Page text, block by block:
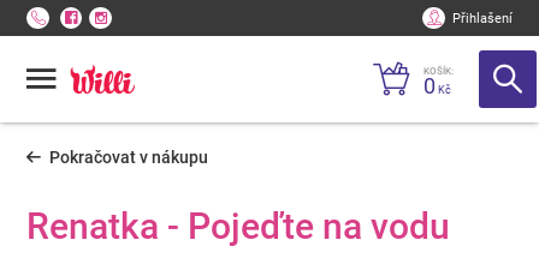
Přihlašení
KOŠÍK:
0 Kč
Pokračovat v nákupu
Renatka - Pojeďte na vodu